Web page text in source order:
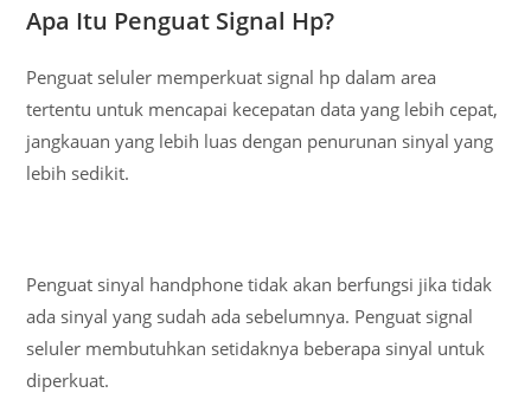
Apa Itu Penguat Signal Hp?
Penguat seluler memperkuat signal hp dalam area
tertentu untuk mencapai kecepatan data yang lebih cepat,
jangkauan yang lebih luas dengan penurunan sinyal yang
lebih sedikit.
Penguat sinyal handphone tidak akan berfungsi jika tidak
ada sinyal yang sudah ada sebelumnya. Penguat signal
seluler membutuhkan setidaknya beberapa sinyal untuk
diperkuat.